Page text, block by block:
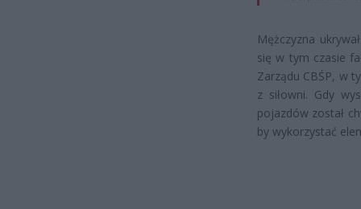
Mężczyzna
się w tym czasie
Zarządu CBŚP, w
z siłowni. Gdy
pojazdów został
by wykorzystać